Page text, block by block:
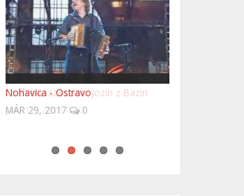
Cseh klasszikusok: Jozin z Bazin
Nohavica - Ostravo
MÁR 29, 2017
0
10 látnivaló Csehországból (angol
nyelvű)
Evanescence - Weight Of The World
(Budapest, 18 of June 2012) LIVE
Oceana - Endless Summer